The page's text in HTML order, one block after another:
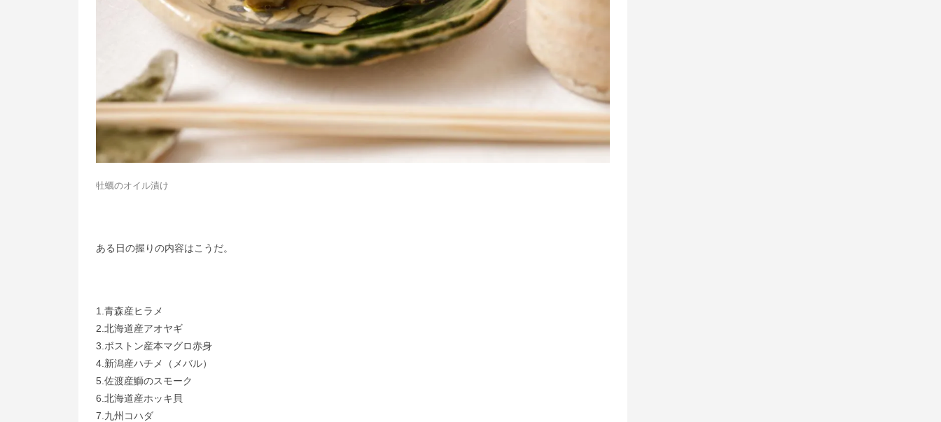
牡蠣のオイル漬け
ある日の握りの内容はこうだ。
1.青森産ヒラメ
2.北海道産アオヤギ
3.ボストン産本マグロ赤身
4.新潟産ハチメ（メバル）
5.佐渡産鰤のスモーク
6.北海道産ホッキ貝
7.九州コハダ